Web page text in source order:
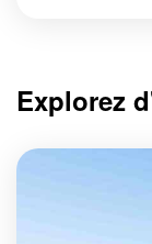
Explorez